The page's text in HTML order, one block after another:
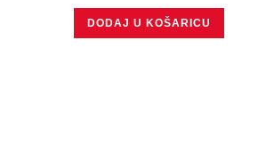
DODAJ U KOŠARICU